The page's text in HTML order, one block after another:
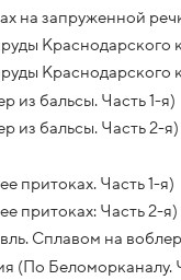
на запруженной
Краснодарского
Краснодарского
из бальсы. Часть 1-я)
из бальсы. Часть 2-я)
притоках. Часть 1-я)
притоках: Часть 2-я)
Сплавом на
(По Беломорканалу.